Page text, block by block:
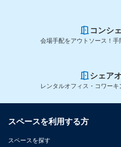
コンシ
会場手配をアウトソース！手
シェア
レンタルオフィス・コワー
スペースを利用する方
スペースを探す